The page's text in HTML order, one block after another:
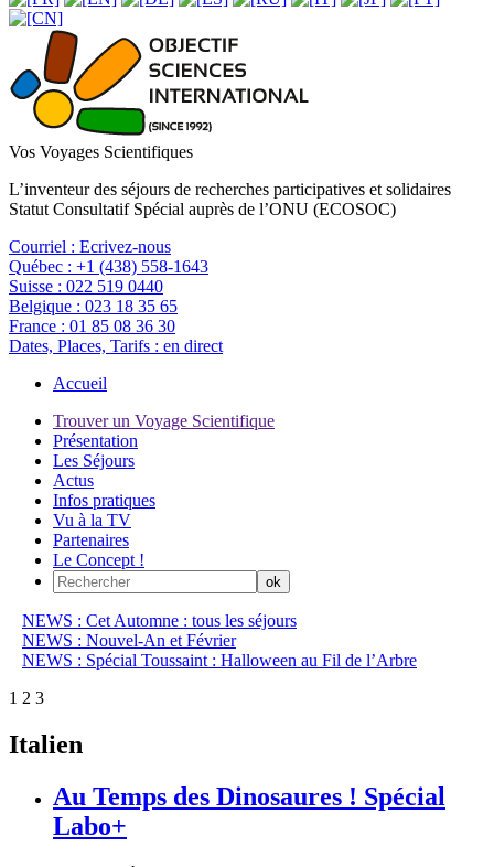
Vos Voyages Scientifiques
L’inventeur des séjours de recherches participatives et solidaires
Statut Consultatif Spécial auprès de l’ONU (ECOSOC)
Courriel : Ecrivez-nous
Québec : +1 (438) 558-1643
Suisse : 022 519 0440
Belgique : 023 18 35 65
France : 01 85 08 36 30
Dates, Places, Tarifs : en direct
Accueil
Trouver un Voyage Scientifique
Présentation
Les Séjours
Actus
Infos pratiques
Vu à la TV
Partenaires
Le Concept !
NEWS : Cet Automne : tous les séjours
NEWS : Nouvel-An et Février
NEWS : Spécial Toussaint : Halloween au Fil de l’Arbre
1 2 3
Italien
Au Temps des Dinosaures ! Spécial
Labo+